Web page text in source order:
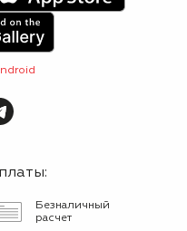
Безналичный
расчет